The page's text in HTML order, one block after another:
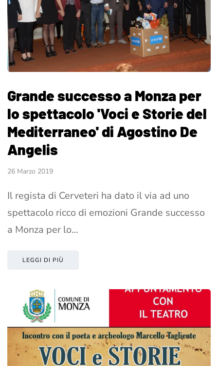
Grande successo a Monza per
lo spettacolo 'Voci e Storie del
Mediterraneo' di Agostino De
Angelis
26 Marzo 2019
Il regista di Cerveteri ha dato il via ad uno
spettacolo ricco di emozioni Grande successo
a Monza per lo…
LEGGI DI PIÙ